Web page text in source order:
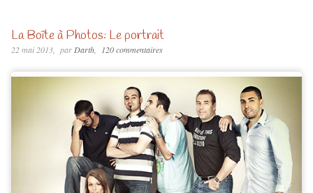
La Boîte à Photos: Le portrait
22 mai 2013 parDarth 120 commentaires